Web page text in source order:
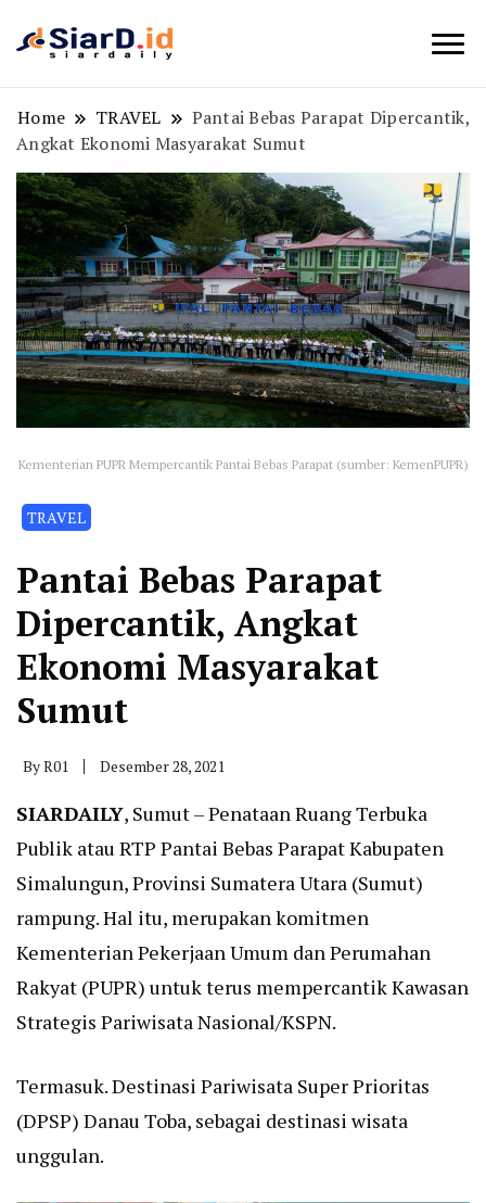
Home TRAVEL
Pantai Bebas Parapat Dipercantik,
Angkat Ekonomi Masyarakat Sumut
Kementerian PUPR Mempercantik Pantai Bebas Parapat (sumber: KemenPUPR)
TRAVEL
Pantai Bebas Parapat
Dipercantik, Angkat
Ekonomi Masyarakat
Sumut
ByR01 Desember 28, 2021
SIARDAILY, Sumut – Penataan Ruang Terbuka
Publik atau RTP Pantai Bebas Parapat Kabupaten
Simalungun, Provinsi Sumatera Utara (Sumut)
rampung. Hal itu, merupakan komitmen
Kementerian Pekerjaan Umum dan Perumahan
Rakyat (PUPR) untuk terus mempercantik Kawasan
Strategis Pariwisata Nasional/KSPN.
Termasuk. Destinasi Pariwisata Super Prioritas
(DPSP) Danau Toba, sebagai destinasi wisata
unggulan.